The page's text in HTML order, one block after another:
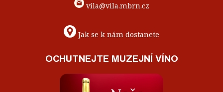
vila@vila.mbrn.cz
Jak se k nám dostanete
OCHUTNEJTE MUZEJNÍ VÍNO